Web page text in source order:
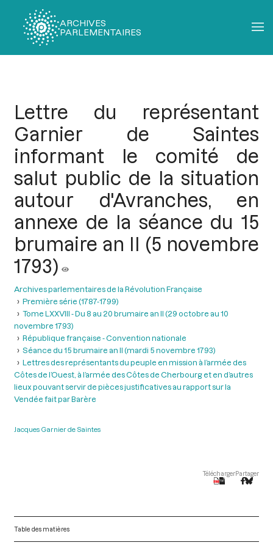
ARCHIVES
PARLEMENTAIRES
Lettre du représentant
Garnier de Saintes
informant le comité de
salut public de la situation
autour d'Avranches, en
annexe de la séance du 15
brumaire an II (5 novembre
1793)
Archives parlementaires de la Révolution Française
Première série (1787-1799)
Tome LXXVIII - Du 8 au 20 brumaire an II (29 octobre au 10
novembre 1793)
République française - Convention nationale
Séance du 15 brumaire an II (mardi 5 novembre 1793)
Lettres des représentants du peuple en mission à l’armée des
Côtes de l’Ouest, à l’armée des Côtes de Cherbourg et en d’autres
lieux pouvant servir de pièces justificatives au rapport sur la
Vendée fait par Barère
Jacques Garnier de Saintes
TéléchargerPartager
Table des matières